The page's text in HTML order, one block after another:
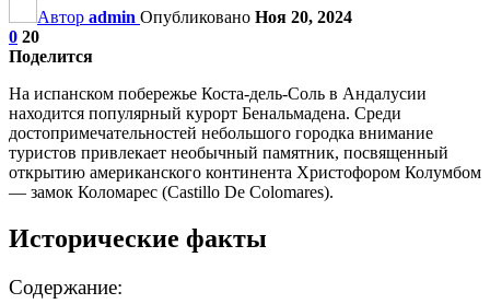
Автор admin Опубликовано Ноя 20, 2024
0 20
Поделится
На испанском побережье Коста-дель-Соль в Андалусии
находится популярный курорт Бенальмадена. Среди
достопримечательностей небольшого городка внимание
туристов привлекает необычный памятник, посвященный
открытию американского континента Христофором Колумбом
— замок Коломарес (Castillo De Colomares).
Исторические факты
Содержание: